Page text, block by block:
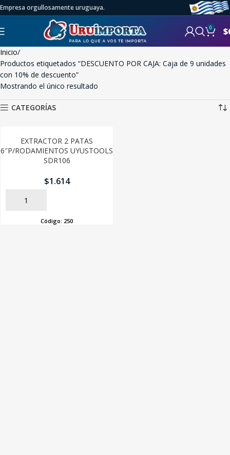
Empresa orgullosamente uruguaya.
0 $
Inicio
Productos etiquetados “DESCUENTO POR CAJA: Caja de 9 unidades
con 10% de descuento”
Mostrando el único resultado
CATEGORÍAS
EXTRACTOR 2 PATAS
6″P/RODAMIENTOS UYUSTOOLS
SDR106
$1.614
AÑADIR
Código: 250